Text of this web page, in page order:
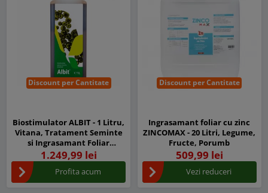
Discount per Cantitate
Biostimulator ALBIT - 1 Litru,
Vitana, Tratament Seminte
si Ingrasamant Foliar
Concentrat
1.249,99 lei
Profita acum
Discount per Cantitate
Ingrasamant foliar cu zinc
ZINCOMAX - 20 Litri, Legume,
Fructe, Porumb
509,99 lei
Vezi reduceri